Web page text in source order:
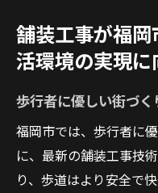
舗装工事が福
活環境の実現に
歩行者に優しい街づく
福岡市では、歩行者に
に、最新の舗装工事技
り、歩道はより安全で